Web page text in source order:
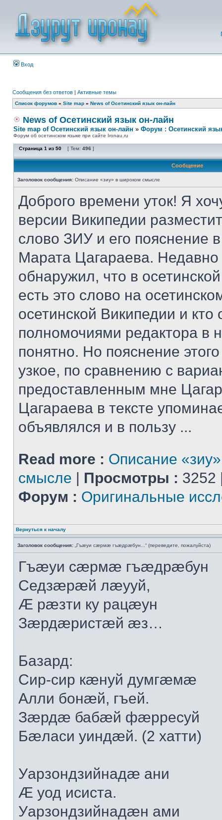
Вход
Сообщения без ответов | Активные темы
Список форумов » Site map » News of Осетинский язык он-лайн
News of Осетинский язык он-лайн
Site map of Осетинский язык он-лайн » Форум : Осетинский
Форум об осетинском языке при сайте Ironau.ru
Страница 1 из 50 [ Тем: 496 ]
Сообщение
Заголовок сообщения: Описание «зиу» в широком смысле
Доброго времени уток! Я
версии Википедии
слово ЗИУ и его пояснение
Марата Цагараева. Недавно
обнаружил, что в
есть это слово на
осетинской Википедии и кто
полномочиями редактора в
понятно. Но пояснение
узкое, по сравнению с
предоставленным мне
Цагараева в тексте
объявлялся и в пользу ...
Read more : Описание
смысле | Просмотры :
Форум : Оригинальные
Вернуться к началу
Заголовок сообщения: „Гъæуи сæрмæ гъæдрæбун...“ (переведите, пожалуйста)
Гъæуи сæрмæ гъæдрæбун
Седзæрæй лæууй,
Æ рæзти ку рацæун
Зæрдæристæй æз…
Базард:
Сир-сир кæнуй думгæмæ
Алли бонæй, гъей.
Зæрдæ бабæй фæрресуй
Бæласи уиндæй. (2 хатти)
Уарзондзийнадæ ани
Æ уод исиста.
Уарзондзийнадæн ами